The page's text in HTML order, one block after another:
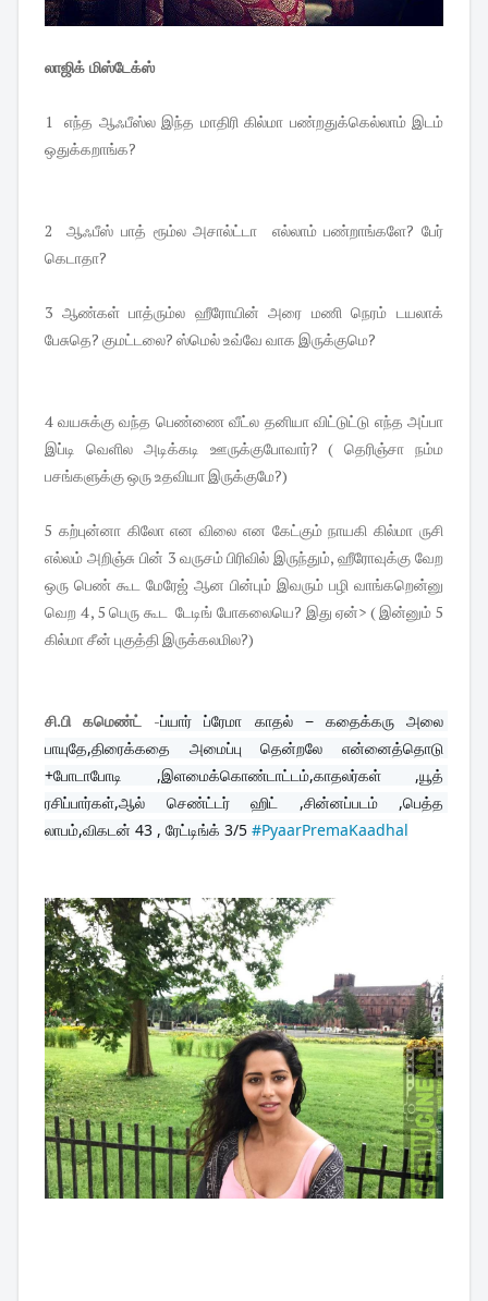
லாஜிக் மிஸ்டேக்ஸ்
1 எந்த ஆஃபீஸ்ல இந்த மாதிரி கில்மா பண்றதுக்கெல்லாம் இடம்
ஒதுக்கறாங்க?
2 ஆஃபீஸ் பாத் ரூம்ல அசால்ட்டா எல்லாம் பண்றாங்களே? பேர்
கெடாதா?
3 ஆண்கள் பாத்ரும்ல ஹீரோயின் அரை மணி நெரம் டயலாக்
பேசுதெ? குமட்டலை? ஸ்மெல் உவ்வே வாக இருக்குமெ?
4 வயசுக்கு வந்த பெண்ணை வீட்ல தனியா விட்டுட்டு எந்த அப்பா
இப்டி வெளில அடிக்கடி ஊருக்குபோவார்? ( தெரிஞ்சா நம்ம
பசங்களுக்கு ஒரு உதவியா இருக்குமே?)
5 கற்புன்னா கிலோ என விலை என கேட்கும் நாயகி கில்மா ருசி
எல்லம் அறிஞ்சு பின் 3 வருசம் பிரிவில் இருந்தும், ஹீரோவுக்கு வேற
ஒரு பெண் கூட மேரேஜ் ஆன பின்பும் இவரும் பழி வாங்கறென்னு
வெற 4 , 5 பெரு கூட டேடிங் போகலையெ? இது ஏன்> ( இன்னும் 5
கில்மா சீன் புகுத்தி இருக்கலமில?)
சி.பி கமெண்ட் -ப்யார் ப்ரேமா காதல் − கதைக்கரு அலை
பாயுதே,திரைக்கதை அமைப்பு தென்றலே என்னைத்தொடு
+போடாபோடி ,இளமைக்கொண்டாட்டம்,காதலர்கள் ,யூத்
ரசிப்பார்கள்,ஆல் செண்ட்டர் ஹிட் ,சின்னப்படம் ,பெத்த
லாபம்,விகடன் 43 , ரேட்டிங்க் 3/5 #PyaarPremaKaadhal